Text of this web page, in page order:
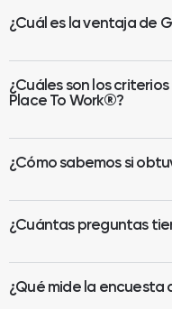
¿Cuál es la ventaja de
¿Cuáles son los
Place To Work®?
¿Cómo sabemos si
¿Cuántas preguntas
¿Qué mide la encuesta